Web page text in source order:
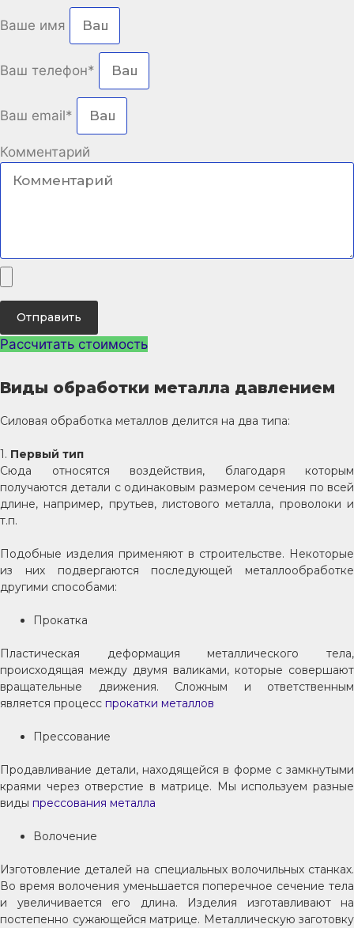
Ваше имя
Ваш телефон*
Ваш email*
Комментарий
Отправить
Рассчитать стоимость
Виды обработки металла давлением
Силовая обработка металлов делится на два типа:
1. Первый тип
Сюда относятся воздействия, благодаря которым
получаются детали с одинаковым размером сечения по всей
длине, например, прутьев, листового металла, проволоки и
т.п.
Подобные изделия применяют в строительстве. Некоторые
из них подвергаются последующей металлообработке
другими способами:
Прокатка
Пластическая деформация металлического тела,
происходящая между двумя валиками, которые совершают
вращательные движения. Сложным и ответственным
является процесс прокатки металлов
Прессование
Продавливание детали, находящейся в форме с замкнутыми
краями через отверстие в матрице. Мы используем разные
виды прессования металла
Волочение
Изготовление деталей на специальных волочильных станках.
Во время волочения уменьшается поперечное сечение тела
и увеличивается его длина. Изделия изготавливают на
постепенно сужающейся матрице. Металлическую заготовку